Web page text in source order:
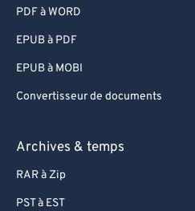
PDF à WORD
EPUB à PDF
EPUB à MOBI
Convertisseur de documents
Archives & temps
RAR à Zip
PST à EST